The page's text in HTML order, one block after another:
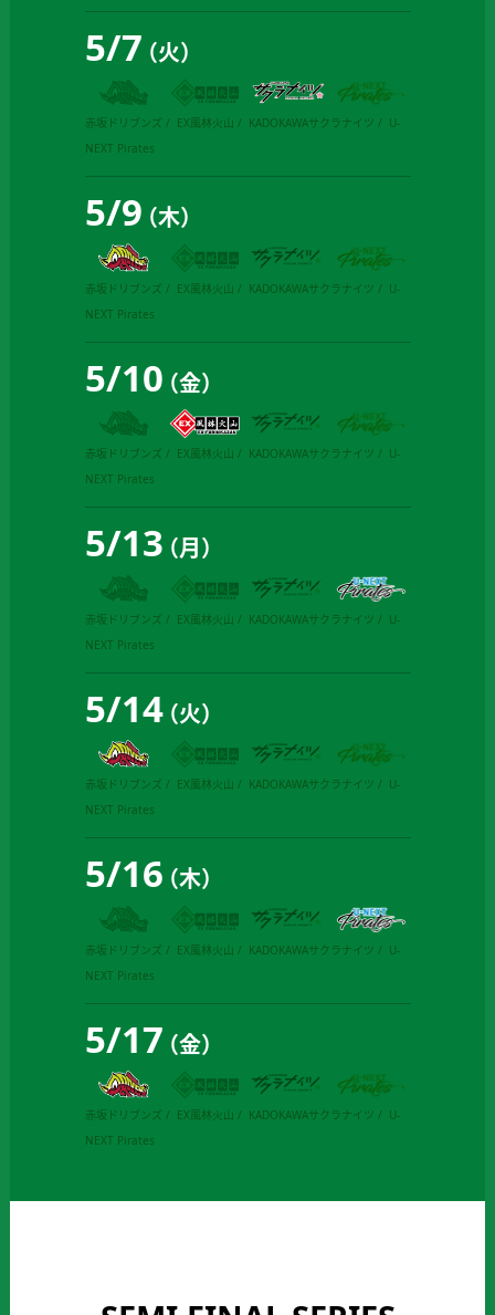
5/7（火）
赤坂ドリブンズ EX風林火山 KADOKAWAサクラナイツ
U-
NEXT Pirates
5/9（木）
赤坂ドリブンズ EX風林火山 KADOKAWAサクラナイツ
U-
NEXT Pirates
5/10（金）
赤坂ドリブンズ EX風林火山 KADOKAWAサクラナイツ
U-
NEXT Pirates
5/13（月）
赤坂ドリブンズ EX風林火山 KADOKAWAサクラナイツ
U-
NEXT Pirates
5/14（火）
赤坂ドリブンズ EX風林火山 KADOKAWAサクラナイツ
U-
NEXT Pirates
5/16（木）
赤坂ドリブンズ EX風林火山 KADOKAWAサクラナイツ
U-
NEXT Pirates
5/17（金）
赤坂ドリブンズ EX風林火山 KADOKAWAサクラナイツ
U-
NEXT Pirates